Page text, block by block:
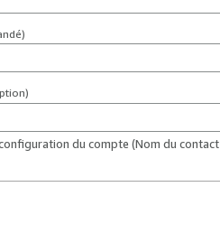
du compte (Nom du